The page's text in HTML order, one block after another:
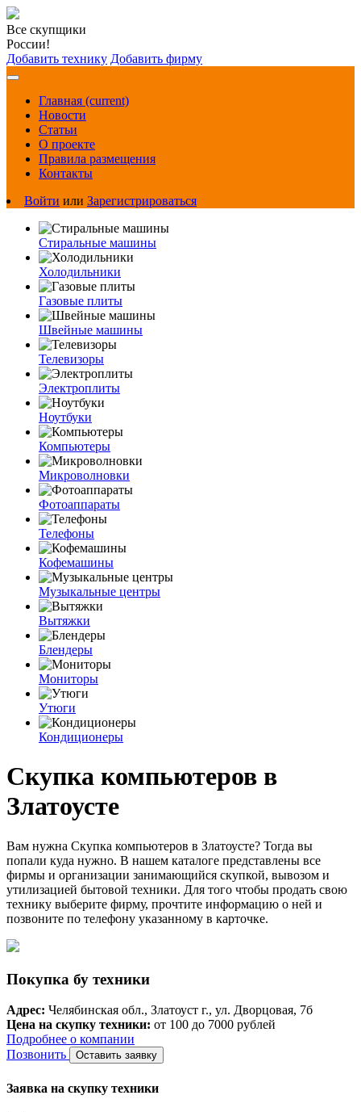
Все скупщики
России!
Добавить технику Добавить фирму
Главная (current)
Новости
Статьи
О проекте
Правила размещения
Контакты
Войти или Зарегистрироваться
Стиральные машины
Холодильники
Газовые плиты
Швейные машины
Телевизоры
Электроплиты
Ноутбуки
Компьютеры
Микроволновки
Фотоаппараты
Телефоны
Кофемашины
Музыкальные центры
Вытяжки
Блендеры
Мониторы
Утюги
Кондиционеры
Скупка компьютеров в
Златоусте
Вам нужна Скупка компьютеров в Златоусте? Тогда вы
попали куда нужно. В нашем каталоге представлены все
фирмы и организации занимающийся скупкой, вывозом и
утилизацией бытовой техники. Для того чтобы продать свою
технику выберите фирму, прочтите информацию о ней и
позвоните по телефону указанному в карточке.
Покупка бу техники
Адрес: Челябинская обл., Златоуст г., ул. Дворцовая, 7б
Цена на скупку техники: от 100 до 7000 рублей
Подробнее о компании
Позвонить
Оставить заявку
Заявка на скупку техники